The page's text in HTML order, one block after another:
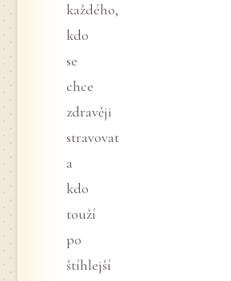
každého,
kdo
se
chce
zdravěji
stravovat
a
kdo
touží
po
štíhlejší